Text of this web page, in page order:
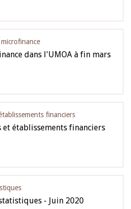
dans l'UMOA à fin mars
financiers
et établissements financiers
- Juin 2020